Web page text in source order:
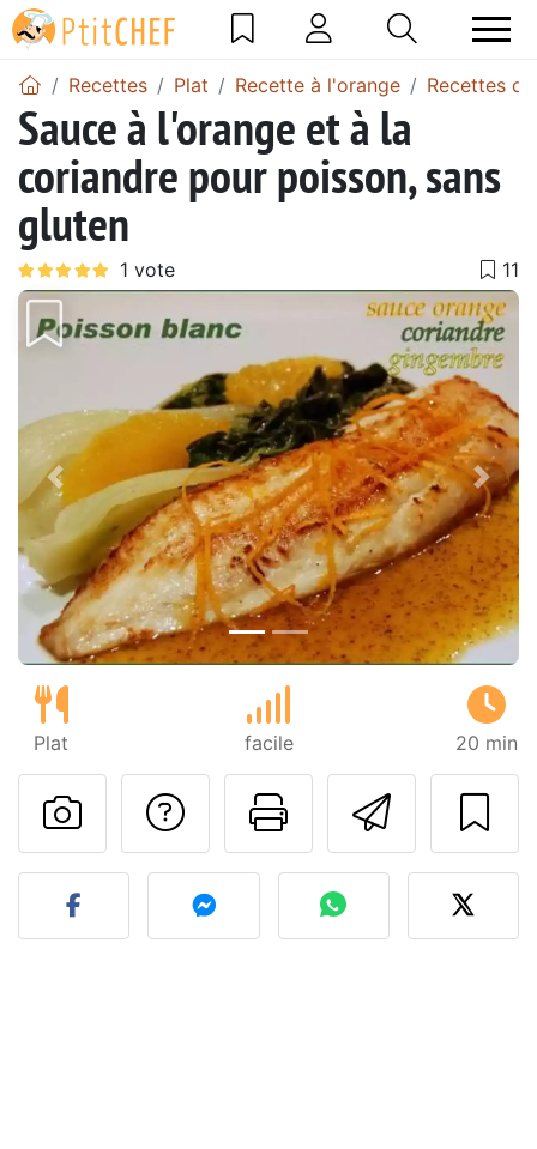
Recettes Plat Recette à l'orange Recettes
Sauce à l'orange et à la
coriandre pour poisson, sans
gluten
Précédent
Plat facile 20 min
Imprimer
Poser une
Publier votre photo de